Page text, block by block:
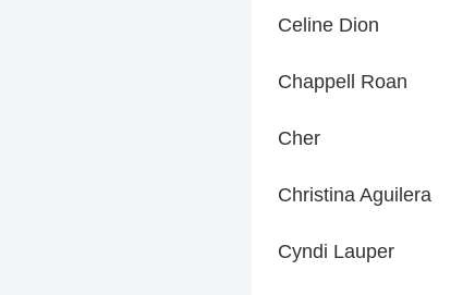
Celine Dion
Chappell Roan
Cher
Christina Aguilera
Cyndi Lauper